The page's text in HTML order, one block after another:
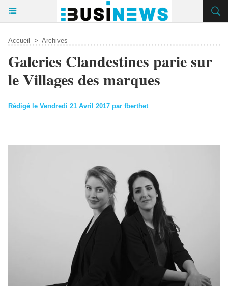
Accueil > Archives
Galeries Clandestines parie sur
le Villages des marques
Rédigé le Vendredi 21 Avril 2017 par fberthet